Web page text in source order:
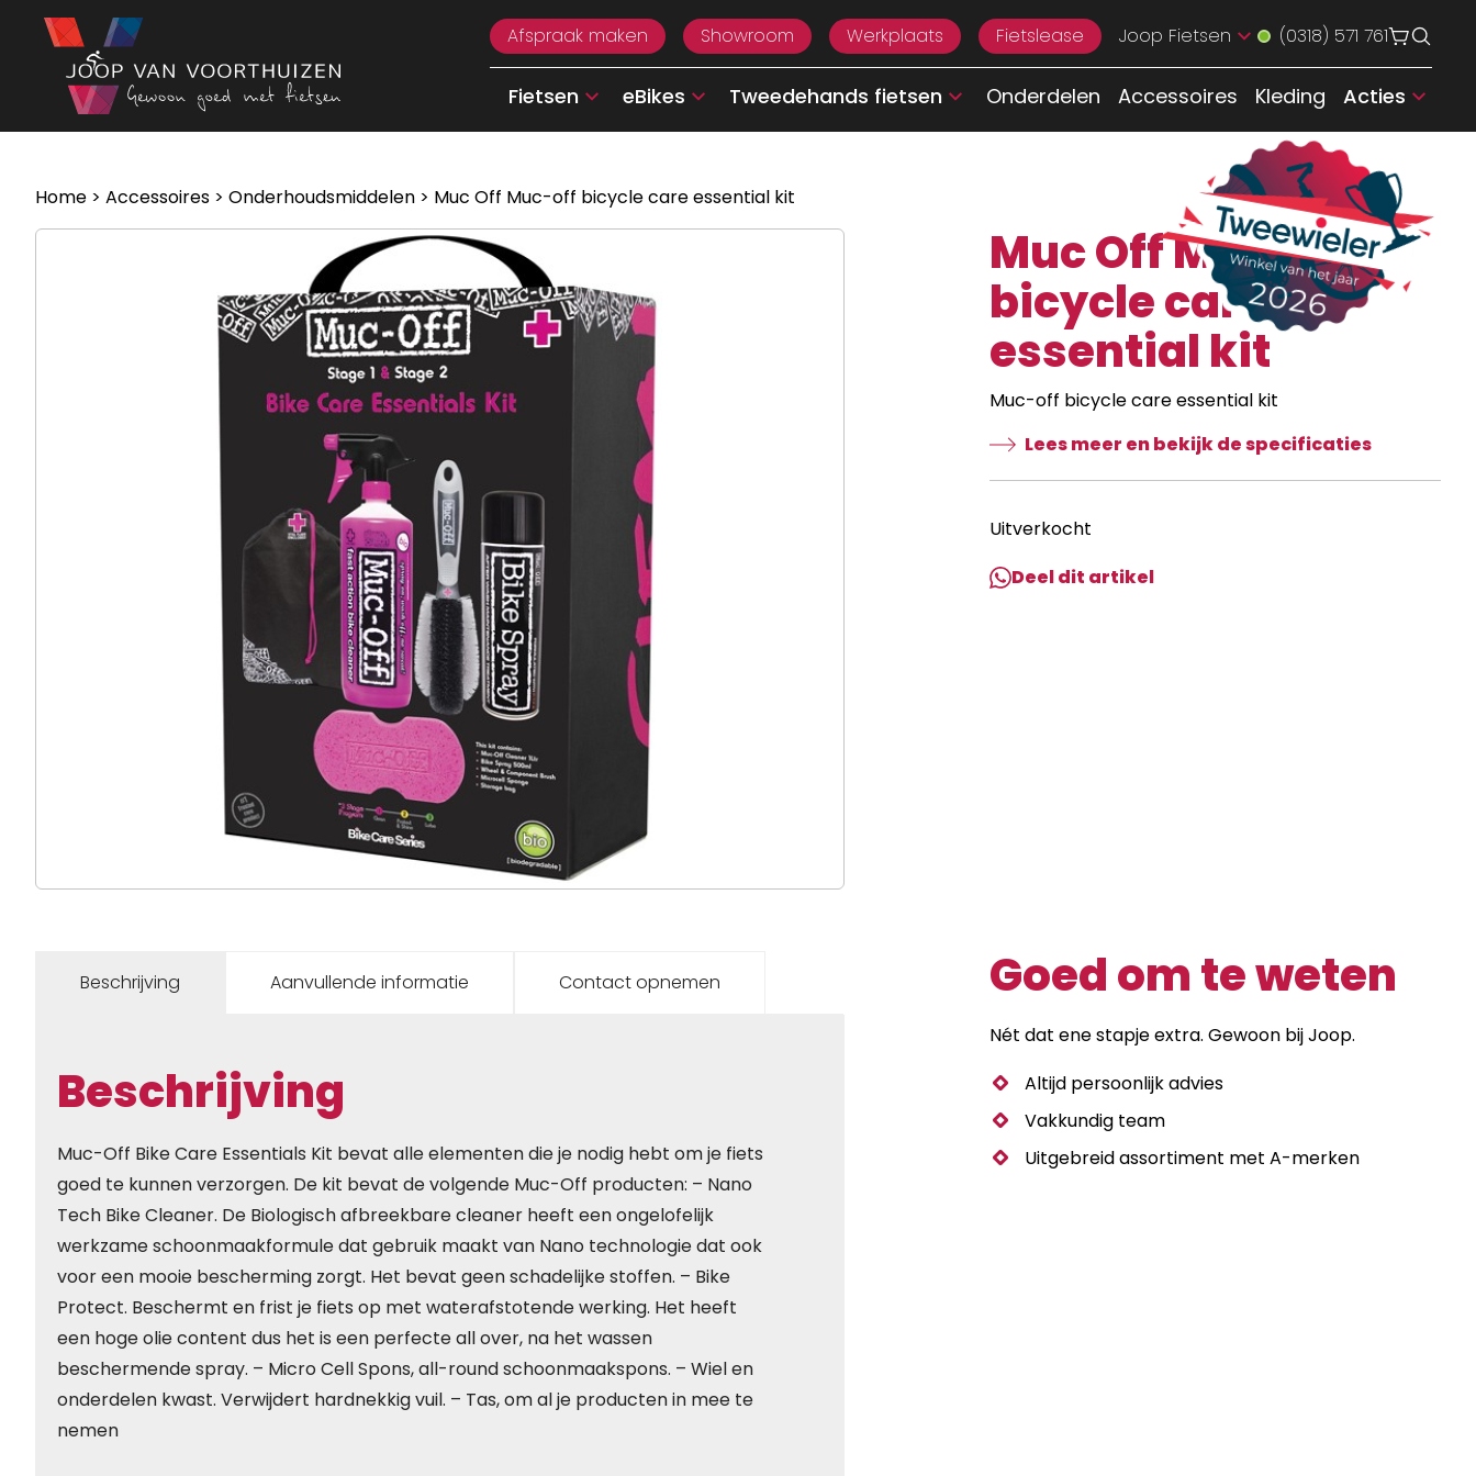
Ga naar de inhoud
Afspraak maken
Showroom Werkplaats Fietslease Joop Fietsen (0318) 571 761
Fietsen eBikes Tweedehands fietsen Onderdelen Accessoires Kleding Acties
Home > Accessoires > Onderhoudsmiddelen > Muc Off Muc-off bicycle care essential kit
Muc Off Muc-off
bicycle care
essential kit
Muc-off bicycle care essential kit
Lees meer en bekijk de specificaties
Uitverkocht
Deel dit artikel
Beschrijving Aanvullende informatie Contact opnemen
Beschrijving
Muc-Off Bike Care Essentials Kit bevat alle elementen die je nodig hebt om je fiets
goed te kunnen verzorgen. De kit bevat de volgende Muc-Off producten: – Nano
Tech Bike Cleaner. De Biologisch afbreekbare cleaner heeft een ongelofelijk
werkzame schoonmaakformule dat gebruik maakt van Nano technologie dat ook
voor een mooie bescherming zorgt. Het bevat geen schadelijke stoffen. – Bike
Protect. Beschermt en frist je fiets op met waterafstotende werking. Het heeft
een hoge olie content dus het is een perfecte all over, na het wassen
beschermende spray. – Micro Cell Spons, all-round schoonmaakspons. – Wiel en
onderdelen kwast. Verwijdert hardnekkig vuil. – Tas, om al je producten in mee te
nemen
Goed om te weten
Nét dat ene stapje extra. Gewoon bij Joop.
Altijd persoonlijk advies
Vakkundig team
Uitgebreid assortiment met A-merken